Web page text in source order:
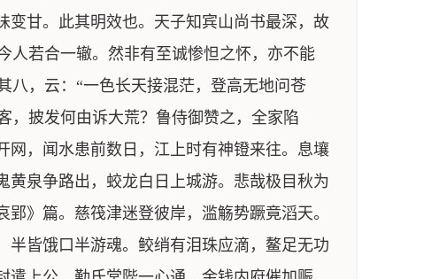
变甘。此其明效也。天子知宾山尚书最深，故
人若合一辙。然非有至诚惨怛之怀，亦不能
八，云：“一色长天接混茫，登高无地问苍
，披发何由诉大荒？鲁侍御赞之，全家陷
网，闻水患前数日，江上时有神镫来往。息壤
黄泉争路出，蛟龙白日上城游。悲哉极目秋为
》篇。慈筏津迷登彼岸，滥觞势蹶竟滔天。
半皆饿口半游魂。鲛绡有泪珠应滴，鳌足无功